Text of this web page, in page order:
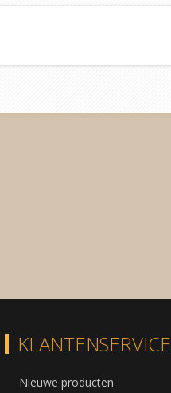
KLANTENSERVICE
Nieuwe producten